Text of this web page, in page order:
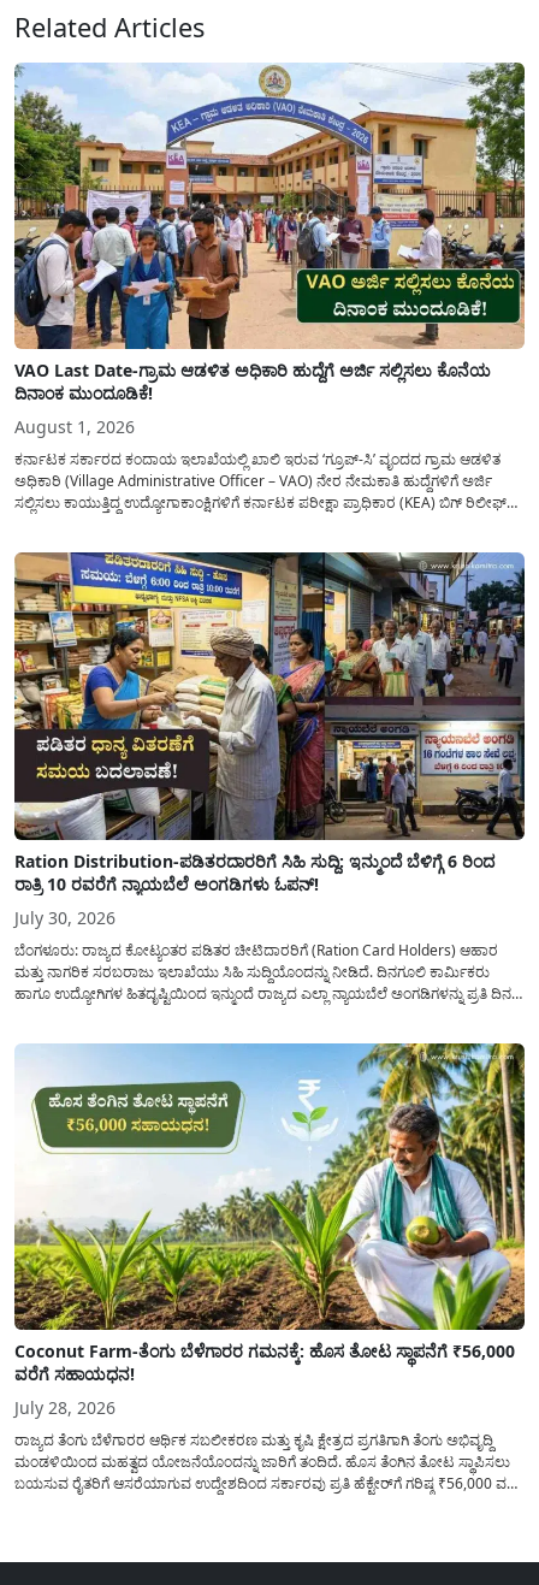
Related Articles
VAO Last Date-ಗ್ರಾಮ ಆಡಳಿತ ಅಧಿಕಾರಿ ಹುದ್ದೆಗೆ ಅರ್ಜಿ ಸಲ್ಲಿಸಲು ಕೊನೆಯ
ದಿನಾಂಕ ಮುಂದೂಡಿಕೆ!
August 1, 2026
ಕರ್ನಾಟಕ ಸರ್ಕಾರದ ಕಂದಾಯ ಇಲಾಖೆಯಲ್ಲಿ ಖಾಲಿ ಇರುವ ‘ಗ್ರೂಪ್-ಸಿ’ ವೃಂದದ ಗ್ರಾಮ ಆಡಳಿತ
ಅಧಿಕಾರಿ (Village Administrative Officer – VAO) ನೇರ ನೇಮಕಾತಿ ಹುದ್ದೆಗಳಿಗೆ ಅರ್ಜಿ
ಸಲ್ಲಿಸಲು ಕಾಯುತ್ತಿದ್ದ ಉದ್ಯೋಗಾಕಾಂಕ್ಷಿಗಳಿಗೆ ಕರ್ನಾಟಕ ಪರೀಕ್ಷಾ ಪ್ರಾಧಿಕಾರ (KEA) ಬಿಗ್ ರಿಲೀಫ್
Ration Distribution-ಪಡಿತರದಾರರಿಗೆ ಸಿಹಿ ಸುದ್ದಿ: ಇನ್ಮುಂದೆ ಬೆಳಿಗ್ಗೆ 6 ರಿಂದ
ರಾತ್ರಿ 10 ರವರೆಗೆ ನ್ಯಾಯಬೆಲೆ ಅಂಗಡಿಗಳು ಓಪನ್!
July 30, 2026
ಬೆಂಗಳೂರು: ರಾಜ್ಯದ ಕೋಟ್ಯಂತರ ಪಡಿತರ ಚೀಟಿದಾರರಿಗೆ (Ration Card Holders) ಆಹಾರ
ಮತ್ತು ನಾಗರಿಕ ಸರಬರಾಜು ಇಲಾಖೆಯು ಸಿಹಿ ಸುದ್ದಿಯೊಂದನ್ನು ನೀಡಿದೆ. ದಿನಗೂಲಿ ಕಾರ್ಮಿಕರು
ಹಾಗೂ ಉದ್ಯೋಗಿಗಳ ಹಿತದೃಷ್ಟಿಯಿಂದ ಇನ್ಮುಂದೆ ರಾಜ್ಯದ ಎಲ್ಲಾ ನ್ಯಾಯಬೆಲೆ ಅಂಗಡಿಗಳನ್ನು ಪ್ರತಿ ದಿನ
Coconut Farm-ತೆಂಗು ಬೆಳೆಗಾರರ ಗಮನಕ್ಕೆ: ಹೊಸ ತೋಟ ಸ್ಥಾಪನೆಗೆ ₹56,000
ವರೆಗೆ ಸಹಾಯಧನ!
July 28, 2026
ರಾಜ್ಯದ ತೆಂಗು ಬೆಳೆಗಾರರ ಆರ್ಥಿಕ ಸಬಲೀಕರಣ ಮತ್ತು ಕೃಷಿ ಕ್ಷೇತ್ರದ ಪ್ರಗತಿಗಾಗಿ ತೆಂಗು ಅಭಿವೃದ್ದಿ
ಮಂಡಳಿಯಿಂದ ಮಹತ್ವದ ಯೋಜನೆಯೊಂದನ್ನು ಜಾರಿಗೆ ತಂದಿದೆ. ಹೊಸ ತೆಂಗಿನ ತೋಟ ಸ್ಥಾಪಿಸಲು
ಬಯಸುವ ರೈತರಿಗೆ ಆಸರೆಯಾಗುವ ಉದ್ದೇಶದಿಂದ ಸರ್ಕಾರವು ಪ್ರತಿ ಹೆಕ್ಟೇರ್‌ಗೆ ಗರಿಷ್ಠ ₹56,000 ವರೆಗೆ